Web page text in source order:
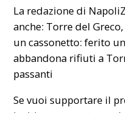
La redazione di
anche: Torre del
un cassonetto: ferito
abbandona rifiuti a
passanti
Se vuoi supportare il